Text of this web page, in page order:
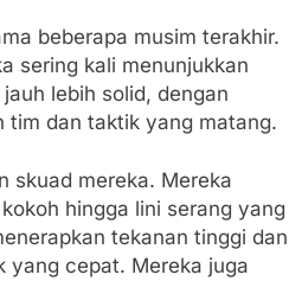
beberapa musim terakhir.
sering kali menunjukkan
lebih solid, dengan
tim dan taktik yang matang.
skuad mereka. Mereka
hingga lini serang yang
tekanan tinggi dan
yang cepat. Mereka juga